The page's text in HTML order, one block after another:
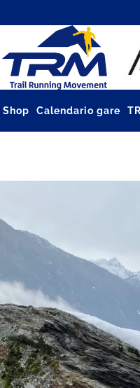
Shop Calendario gare